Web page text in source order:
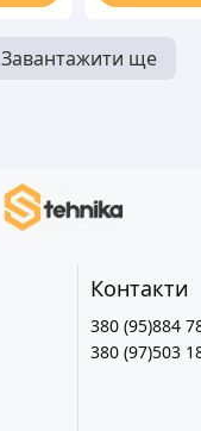
Завантажити ще
Контакти
380 (95)884
380 (97)503